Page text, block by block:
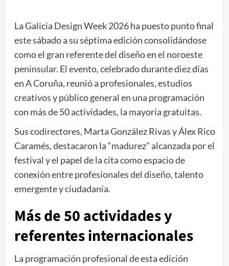
LaGalicia Design Week 2026ha puesto punto final
este sábado a su séptima edición consolidándose
como el gran referente del diseño en el noroeste
peninsular. El evento, celebrado durante diez días
enA Coruña, reunió a profesionales, estudios
creativos y público general en una programación
con más de 50 actividades, la mayoría gratuitas.
Sus codirectores, Marta González Rivas y Álex Rico
Caramés, destacaron la “madurez” alcanzada por el
festival y el papel de la cita como espacio de
conexión entre profesionales del diseño, talento
emergente y ciudadanía.
Más de 50 actividades y
referentes internacionales
La programación profesional de esta edición